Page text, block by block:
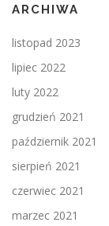
ARCHIWA
listopad 2023
lipiec 2022
luty 2022
grudzień 2021
październik 2021
sierpień 2021
czerwiec 2021
marzec 2021